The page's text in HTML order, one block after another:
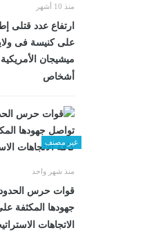
منذ 10 أشهر
ارتفاع عدد قتلى
على كنيسة فى
أشخاص
غير مصنف
منذ شهر واحد
قوات حرس
جهودها المكثفة
الاتجاهات